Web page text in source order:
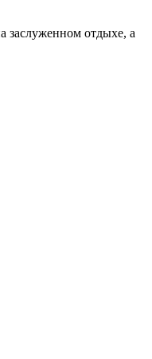
заслуженном отдыхе, а